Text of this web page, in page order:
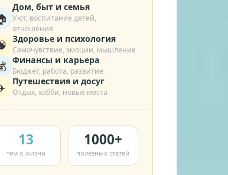
Дом, быт и семья
Уют, воспитание детей,
отношения
Здоровье и психология
Самочувствие, эмоции, мышление
Финансы и карьера
Бюджет, работа, развитие
Путешествия и досуг
Отдых, хобби, новые места
13
тем о жизни
1000+
полезных статей